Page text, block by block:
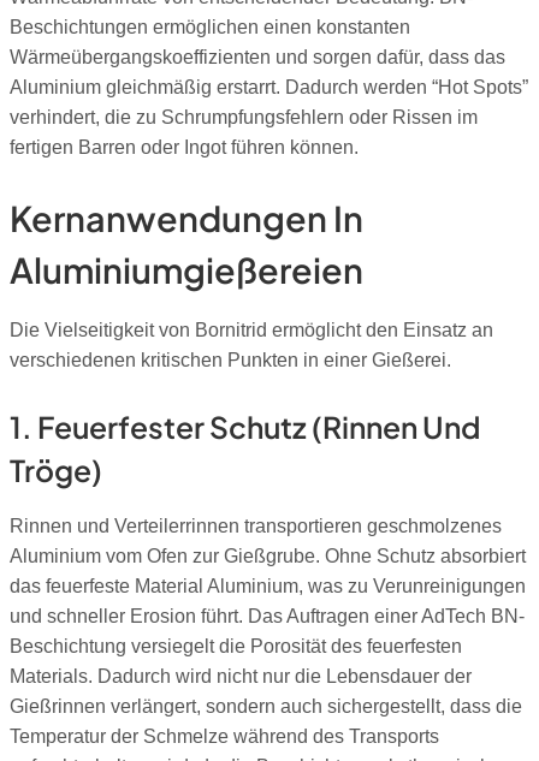
Beschichtungen ermöglichen einen konstanten
Wärmeübergangskoeffizienten und sorgen dafür, dass das
Aluminium gleichmäßig erstarrt. Dadurch werden “Hot Spots”
verhindert, die zu Schrumpfungsfehlern oder Rissen im
fertigen Barren oder Ingot führen können.
Kernanwendungen In
Aluminiumgießereien
Die Vielseitigkeit von Bornitrid ermöglicht den Einsatz an
verschiedenen kritischen Punkten in einer Gießerei.
1. Feuerfester Schutz (Rinnen Und
Tröge)
Rinnen und Verteilerrinnen transportieren geschmolzenes
Aluminium vom Ofen zur Gießgrube. Ohne Schutz absorbiert
das feuerfeste Material Aluminium, was zu Verunreinigungen
und schneller Erosion führt. Das Auftragen einer AdTech BN-
Beschichtung versiegelt die Porosität des feuerfesten
Materials. Dadurch wird nicht nur die Lebensdauer der
Gießrinnen verlängert, sondern auch sichergestellt, dass die
Temperatur der Schmelze während des Transports